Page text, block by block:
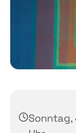
Sonntag,